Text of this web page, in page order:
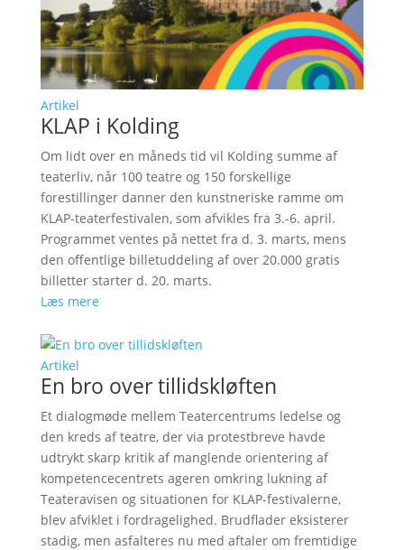
Artikel
KLAP i Kolding
Om lidt over en måneds tid vil Kolding summe af
teaterliv, når 100 teatre og 150 forskellige
forestillinger danner den kunstneriske ramme om
KLAP-teaterfestivalen, som afvikles fra 3.-6. april.
Programmet ventes på nettet fra d. 3. marts, mens
den offentlige billetuddeling af over 20.000 gratis
billetter starter d. 20. marts.
Læs mere
Artikel
En bro over tillidskløften
Et dialogmøde mellem Teatercentrums ledelse og
den kreds af teatre, der via protestbreve havde
udtrykt skarp kritik af manglende orientering af
kompetencecentrets ageren omkring lukning af
Teateravisen og situationen for KLAP-festivalerne,
blev afviklet i fordragelighed. Brudflader eksisterer
stadig, men asfalteres nu med aftaler om fremtidige